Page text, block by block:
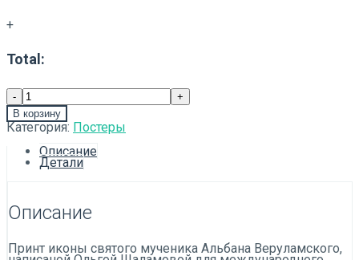
+
Total:
В корзину
Категория: Постеры
Описание
Детали
Описание
Принт иконы святого мученика Альбана Веруламского,